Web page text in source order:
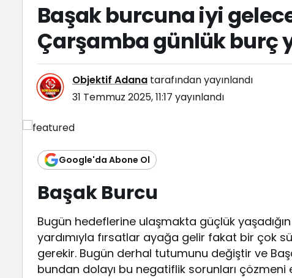
Başak burcuna iyi
Çarşamba günlük burç
Objektif Adana tarafından yayınlandı
31 Temmuz 2025, 11:17 yayınlandı
Google'da Abone Ol
Başak Burcu
Bugün hedeflerine ulaşmakta güçlük
yardımıyla fırsatlar ayağa gelir fakat bir çok
gerekir. Bugün derhal tutumunu değiştir ve
bundan dolayı bu negatiflik sorunları çözmeni